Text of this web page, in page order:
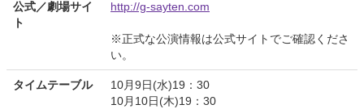
公式／劇場サイ
ト
http://g-sayten.com
※正式な公演情報は公式サイトでご確認くださ
い。
タイムテーブル
10月9日(水)19：30
10月10日(木)19：30